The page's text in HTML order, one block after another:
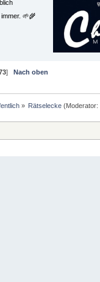
🌱🌾
] Nach oben
» Rätselecke (Moderator: